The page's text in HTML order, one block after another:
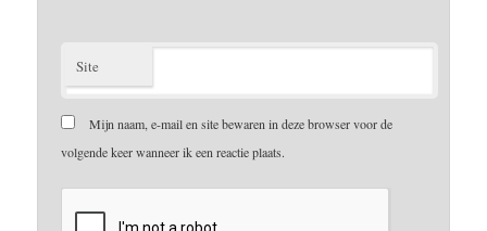
Site
Mijn naam, e-mail en site bewaren in deze browser voor de
volgende keer wanneer ik een reactie plaats.